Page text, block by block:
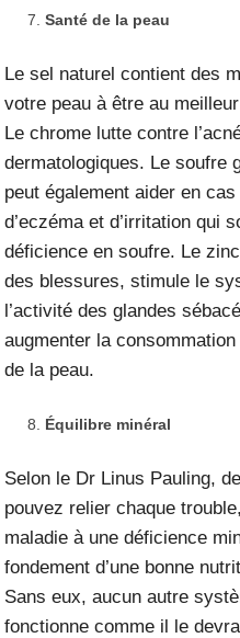
Santé de la peau
Le sel naturel contient des
votre peau à être au
Le chrome lutte contre
dermatologiques. Le soufre
peut également aider en
d’eczéma et d’irritation qui
déficience en soufre. Le
des blessures, stimule le
l’activité des glandes
augmenter la
de la peau.
Équilibre minéral
Selon le Dr Linus Pauling,
pouvez relier chaque
maladie à une déficience
fondement d’une bonne
Sans eux, aucun autre
fonctionne comme il le